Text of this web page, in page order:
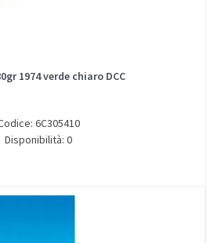
1974 verde chiaro DCC
6C305410
Disponibilità: 0